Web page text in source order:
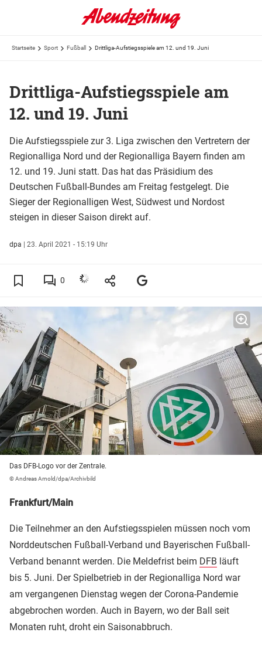
Startseite Sport Fußball Drittliga-Aufstiegsspiele am 12. und 19. Juni
Drittliga-Aufstiegsspiele am
12. und 19. Juni
Die Aufstiegsspiele zur 3. Liga zwischen den Vertretern der
Regionalliga Nord und der Regionalliga Bayern finden am
12. und 19. Juni statt. Das hat das Präsidium des
Deutschen Fußball-Bundes am Freitag festgelegt. Die
Sieger der Regionalligen West, Südwest und Nordost
steigen in dieser Saison direkt auf.
dpa | 23. April 2021 - 15:19 Uhr
0
Das DFB-Logo vor der Zentrale.
© Andreas Arnold/dpa/Archivbild
Frankfurt/Main
Die Teilnehmer an den Aufstiegsspielen müssen noch vom
Norddeutschen Fußball-Verband und Bayerischen Fußball-
Verband benannt werden. Die Meldefrist beim DFB läuft
bis 5. Juni. Der Spielbetrieb in der Regionalliga Nord war
am vergangenen Dienstag wegen der Corona-Pandemie
abgebrochen worden. Auch in Bayern, wo der Ball seit
Monaten ruht, droht ein Saisonabbruch.